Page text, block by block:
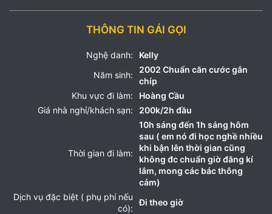
THÔNG TIN GÁI GỌI
Nghệ danh:
Kelly
Năm sinh:
2002 Chuẩn căn cước gắn
chíp
Khu vực đi làm:
Hoàng Cầu
Giá nhà nghỉ/khách sạn:
200k/2h đầu
Thời gian đi làm:
10h sáng đến 1h sáng hôm
sau ( em nó đi học nghề nhiều
khi bận lên thời gian cũng
không đc chuẩn giờ đăng kí
lắm, mong các bác thông
cảm)
Dịch vụ đặc biệt ( phụ phí nếu
có):
Đi theo giờ